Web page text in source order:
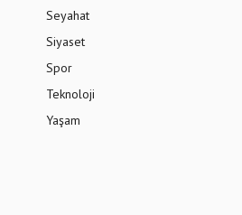
Seyahat
Siyaset
Spor
Teknoloji
Yaşam